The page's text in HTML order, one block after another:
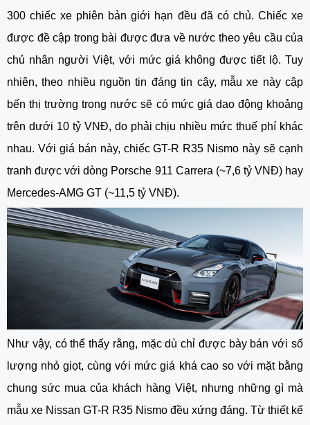
300 chiếc xe phiên bản giới hạn đều đã có chủ. Chiếc xe
được đề cập trong bài được đưa về nước theo yêu cầu của
chủ nhân người Việt, với mức giá không được tiết lộ. Tuy
nhiên, theo nhiều nguồn tin đáng tin cậy, mẫu xe này cập
bến thị trường trong nước sẽ có mức giá dao động khoảng
trên dưới 10 tỷ VNĐ, do phải chịu nhiều mức thuế phí khác
nhau. Với giá bán này, chiếc GT-R R35 Nismo này sẽ cạnh
tranh được với dòng Porsche 911 Carrera (~7,6 tỷ VNĐ) hay
Mercedes-AMG GT (~11,5 tỷ VNĐ).
Như vậy, có thể thấy rằng, mặc dù chỉ được bày bán với số
lượng nhỏ giọt, cùng với mức giá khá cao so với mặt bằng
chung sức mua của khách hàng Việt, nhưng những gì mà
mẫu xe Nissan GT-R R35 Nismo đều xứng đáng. Từ thiết kế